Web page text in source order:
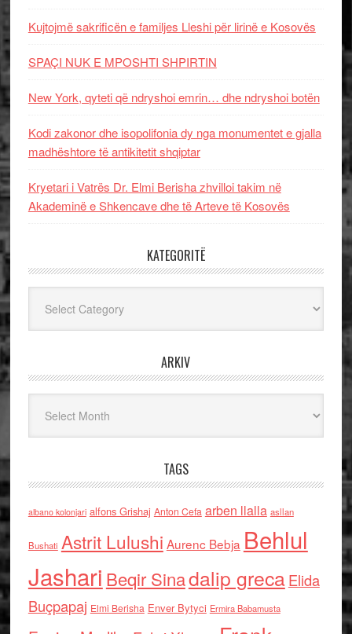
Kujtojmë sakrificën e familjes Lleshi për lirinë e Kosovës
SPAÇI NUK E MPOSHTI SHPIRTIN
New York, qyteti që ndryshoi emrin… dhe ndryshoi botën
Kodi zakonor dhe isopolifonia dy nga monumentet e gjalla
madhështore të antikitetit shqiptar
Kryetari i Vatrës Dr. Elmi Berisha zhvilloi takim në
Akademinë e Shkencave dhe të Arteve të Kosovës
KATEGORITË
ARKIV
TAGS
albano kolonjari alfons Grishaj Anton Cefa arben llalla asllan
Bushati Astrit Lulushi Aurenc Bebja Behlul
Jashari Beqir Sinadalip grecaElida
Buçpapaj Elmi Berisha Enver Bytyci Ermira Babamusta